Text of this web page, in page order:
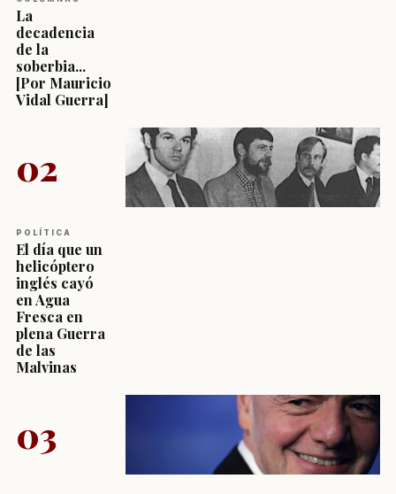
La
decadencia
de la
soberbia...
[Por Mauricio
Vidal Guerra]
02
POLÍTICA
El día que un
helicóptero
inglés cayó
en Agua
Fresca en
plena Guerra
de las
Malvinas
03